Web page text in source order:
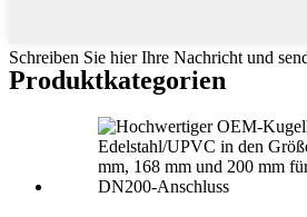
Schreiben Sie hier Ihre Nachricht und
Produktkategorien